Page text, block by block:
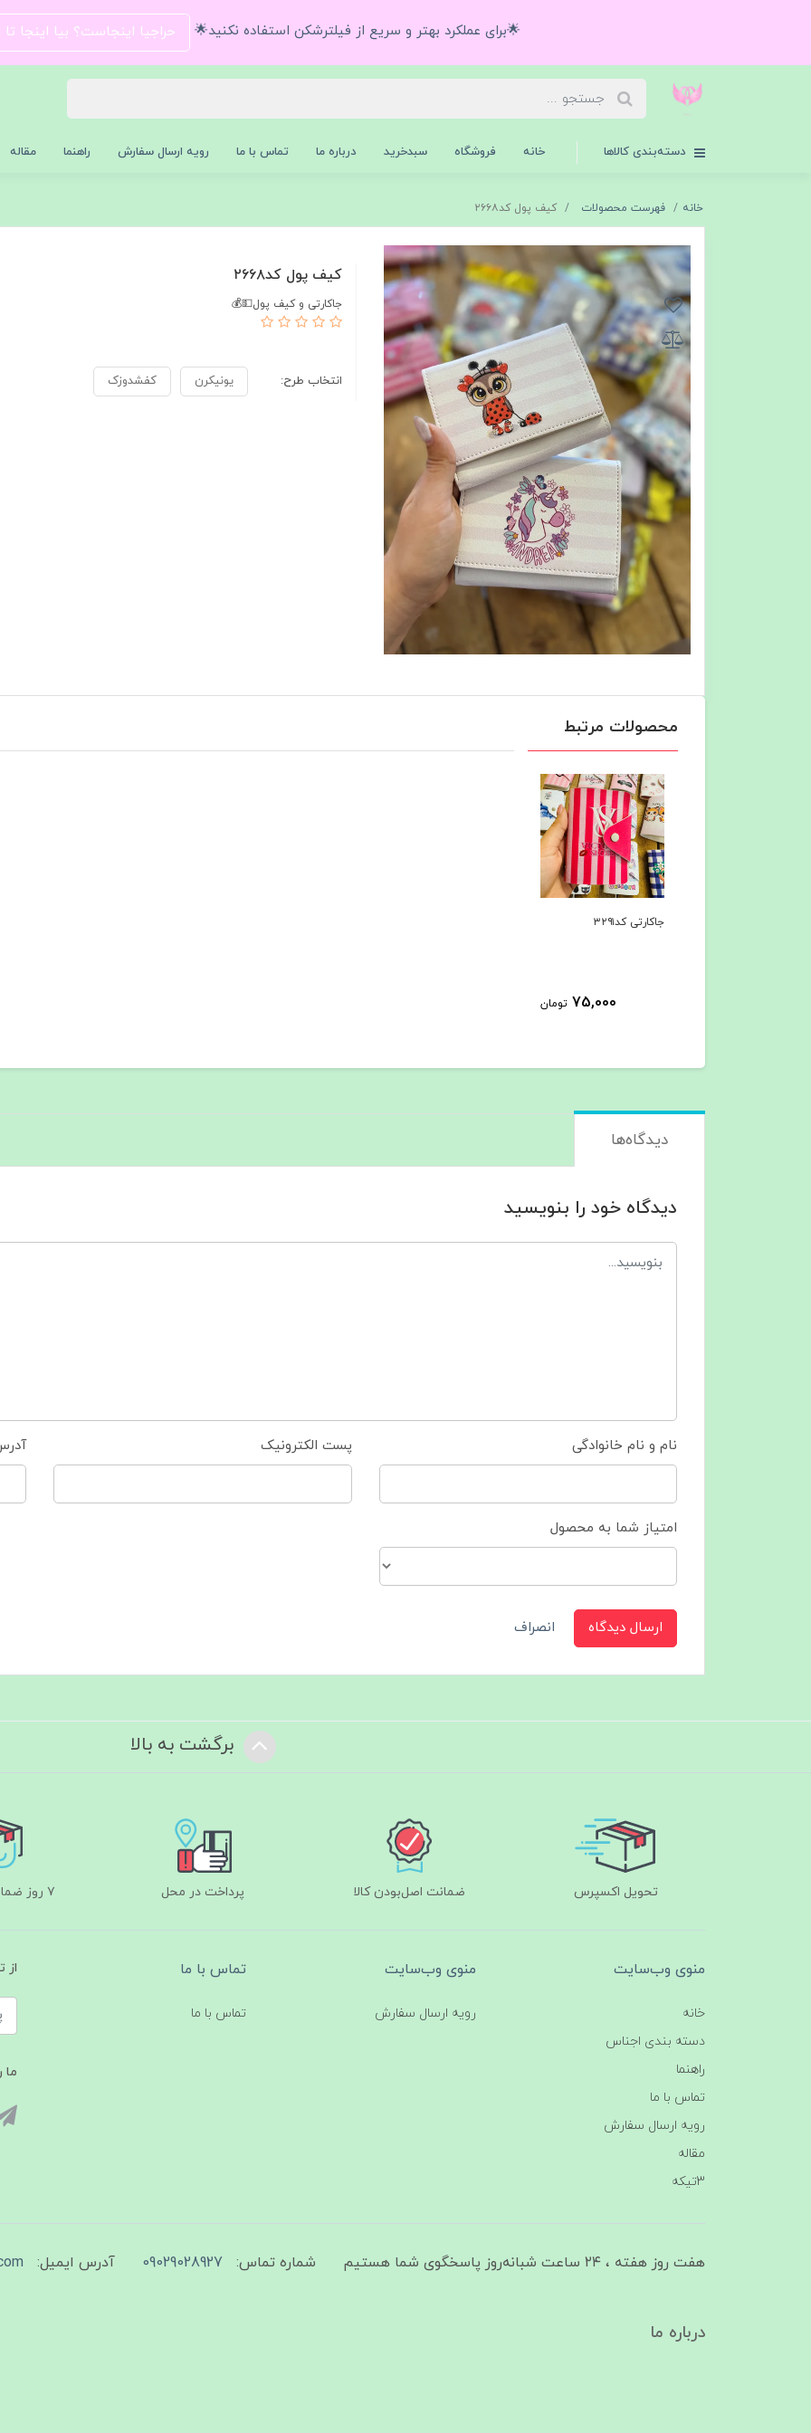
🌟برای عملکرد بهتر و سریع از فیلترشکن استفاده نکنید🌟 حراجیا اینجاست؟ بیا اینجا
دسته‌بندی کالاها خانه فروشگاه سبدخرید درباره ما تماس با ما رویه ارسال سفارش راهنما مقاله
خانه فهرست محصولات کیف پول کد۲۶۶۸
کیف پول کد۲۶۶۸
جاکارتی و کیف پول💵💰
انتخاب طرح: یونیکرن کفشدوزک
محصولات مرتبط
جاکارتی کد۳۲۹۱
75,000 تومان
دیدگاه‌ها
دیدگاه خود را بنویسید
نام و نام خانوادگی پست الکترونیک
امتیاز شما به محصول
ارسال دیدگاه انصراف
برگشت به بالا
تحویل اکسپرس ضمانت اصل‌بودن کالا پرداخت در محل ۷ روز ضمانت بازگشت
منوی وب‌سایت
خانه
دسته بندی اجناس
راهنما
تماس با ما
رویه ارسال سفارش
مقاله
3تیکه
منوی وب‌سایت
رویه ارسال سفارش
تماس با ما
تماس با ما
از
ما
هفت روز هفته ، ۲۴ ساعت شبانه‌روز پاسخگوی شما هستیم شماره تماس: 09029028927 آدرس ایمیل:
درباره ما